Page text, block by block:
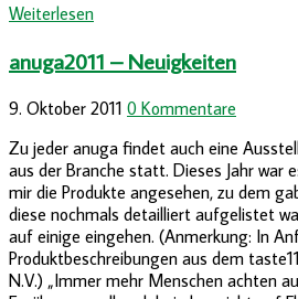
Weiterlesen
anuga2011 – Neuigkeiten
9. Oktober 2011 0 Kommentare
Zu jeder anuga findet auch eine
aus der Branche statt. Dieses Jahr war
mir die Produkte angesehen, zu dem
diese nochmals detailliert aufgelistet
auf einige eingehen. (Anmerkung: In
Produktbeschreibungen aus dem
N.V.) „Immer mehr Menschen achten